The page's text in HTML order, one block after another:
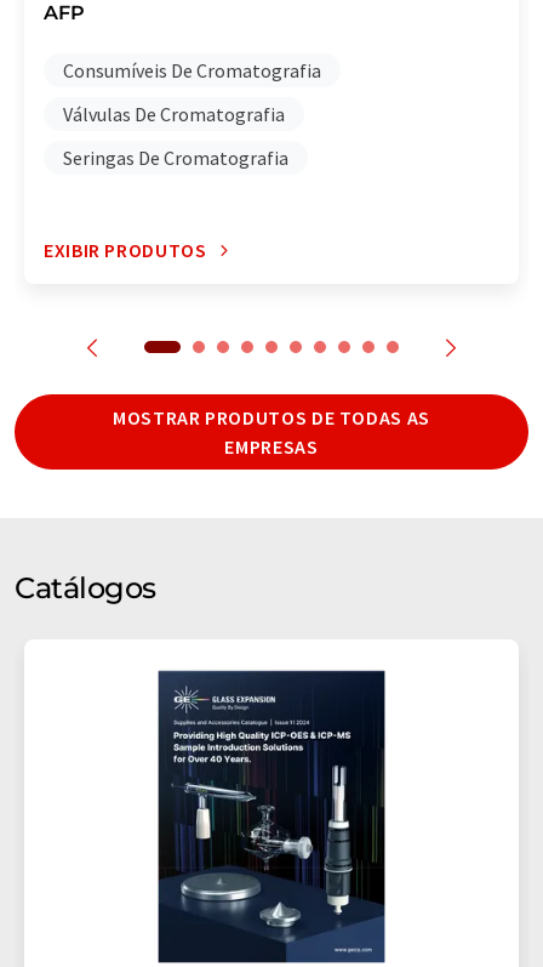
AFP
Consumíveis De Cromatografia
Válvulas De Cromatografia
Seringas De Cromatografia
EXIBIR PRODUTOS
MOSTRAR PRODUTOS DE TODAS AS
EMPRESAS
Catálogos